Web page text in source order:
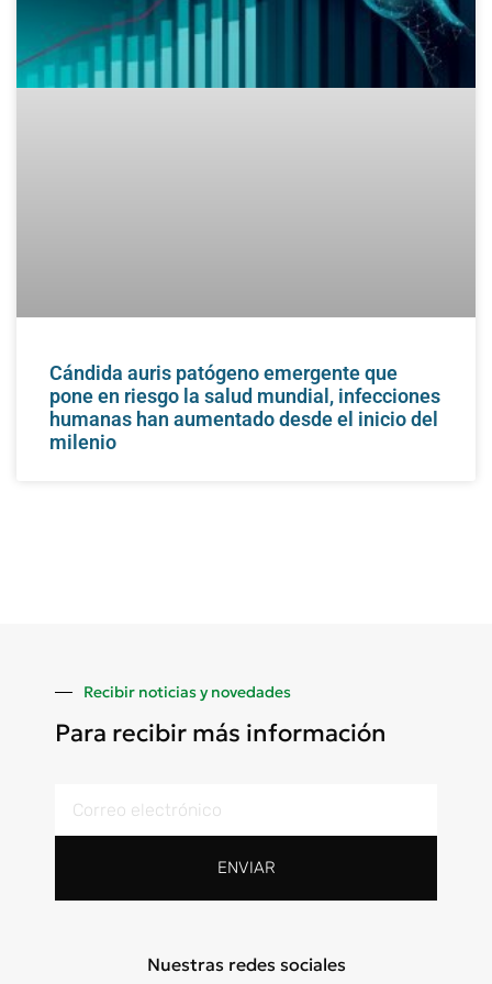
Cándida auris patógeno emergente que
pone en riesgo la salud mundial, infecciones
humanas han aumentado desde el inicio del
milenio
Recibir noticias y novedades
Para recibir más información
ENVIAR
Nuestras redes sociales